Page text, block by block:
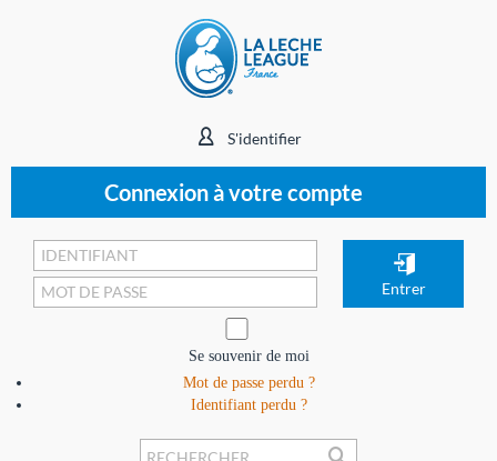
S'identifier
Connexion à votre compte
Se souvenir de moi
Mot de passe perdu ?
Identifiant perdu ?